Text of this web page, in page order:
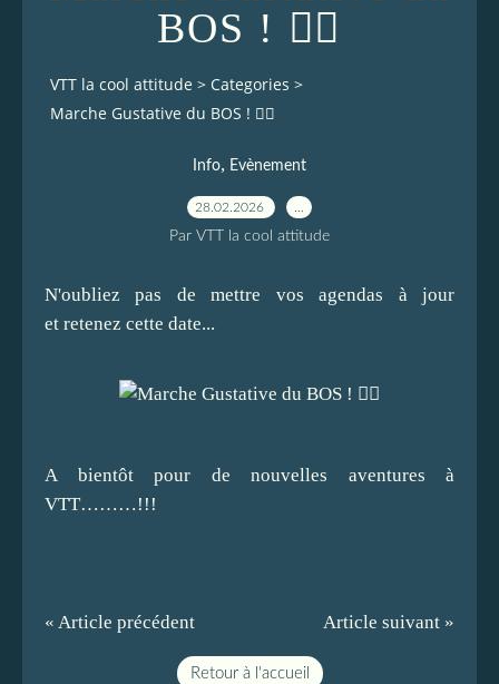
BOS ! 🚶‍♀️
VTT la cool attitude > Categories >
Marche Gustative du BOS ! 🚶‍♀️
Info, Evènement
28.02.2026
Par VTT la cool attitude
N'oubliez pas de mettre vos agendas à jour
et retenez cette date...
A bientôt pour de nouvelles aventures à
VTT………!!!
« Article précédent Article suivant »
Retour à l'accueil